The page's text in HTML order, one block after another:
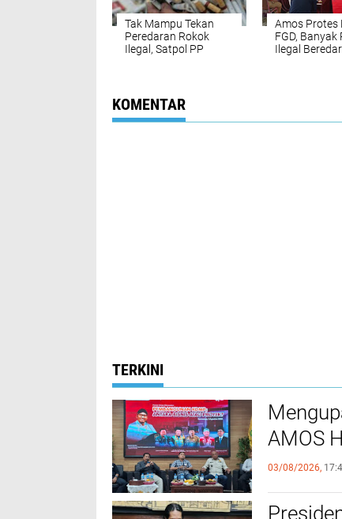
Tak Mampu Tekan
Peredaran Rokok
Ilegal, Satpol PP
Amos Protes
FGD, Banyak
Ilegal
KOMENTAR
TERKINI
AMOS
03/08/2026,